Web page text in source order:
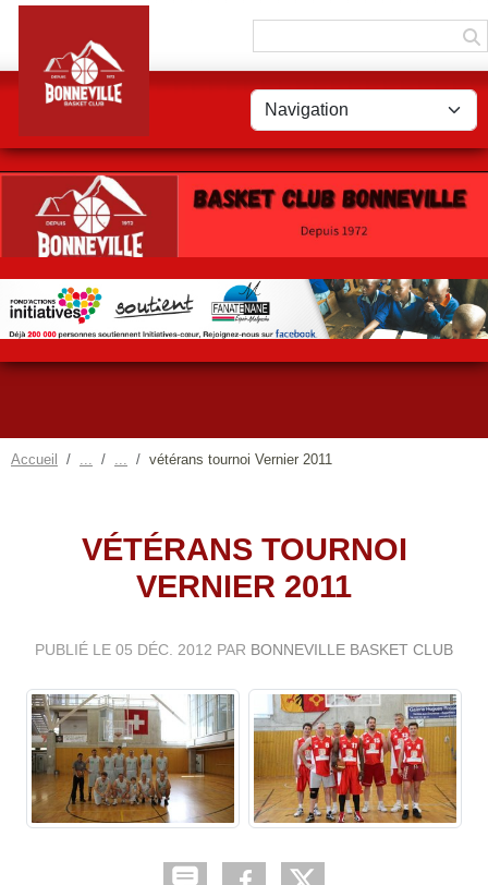
Accueil vétérans tournoi Vernier 2011
VÉTÉRANS TOURNOI
VERNIER 2011
PUBLIÉ LE 05 DÉC. 2012 PAR BONNEVILLE BASKET CLUB